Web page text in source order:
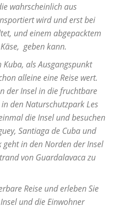
wahrscheinlich aus
wird und erst bei
und einem abgepacktem
geben kann.
als Ausgangspunkt
alleine eine Reise wert.
der Insel in die fruchtbare
den Naturschutzpark Les
die Insel und besuchen
Santiaga de Cuba und
in den Norden der Insel
von Guardalavaca zu
Reise und erleben Sie
und die Einwohner